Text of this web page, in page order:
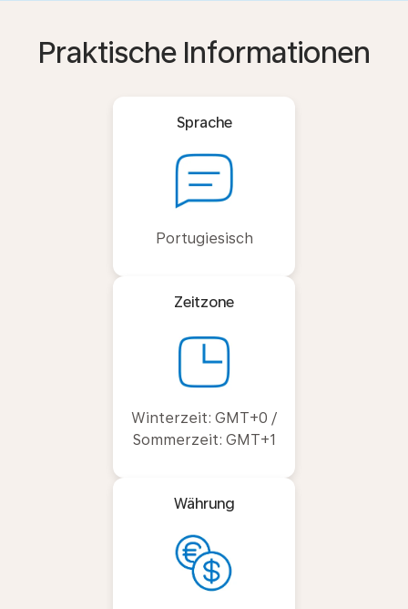
Praktische Informationen
Sprache
Portugiesisch
Zeitzone
Winterzeit: GMT+0 /
Sommerzeit: GMT+1
Währung